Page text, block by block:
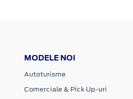
MODELE NOI
Autoturisme
Comerciale & Pick Up-uri